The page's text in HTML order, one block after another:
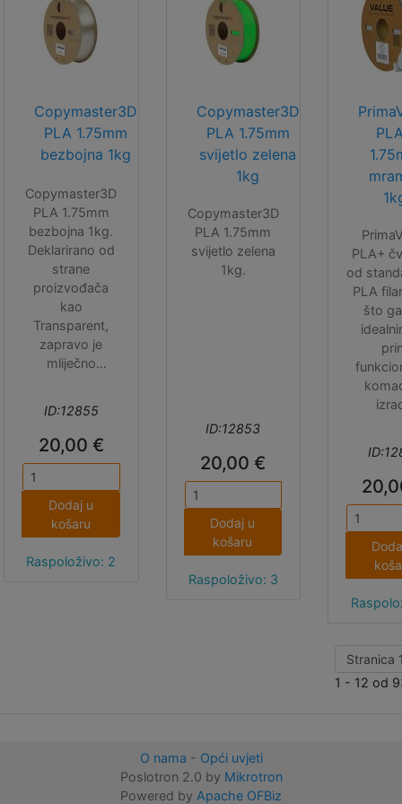
Copymaster3D
PLA 1.75mm
bezbojna 1kg
Copymaster3D
PLA 1.75mm
bezbojna 1kg.
Deklarirano od
strane
proizvođača
kao
Transparent,
zapravo je
mliječno
ID:12855
20,00 €
Dodaj u
košaru
Raspoloživo: 2
Copymaster3D
PLA 1.75mm
svijetlo zelena
1kg
Copymaster3D
PLA 1.75mm
svijetlo zelena
1kg.
ID:12853
20,00 €
Dodaj u
košaru
Raspoloživo: 3
PLA+
od
PLA
što
imitira
1 - 12 od
O nama - Opći uvjeti
Poslotron 2.0 by Mikrotron
Powered by Apache OFBiz